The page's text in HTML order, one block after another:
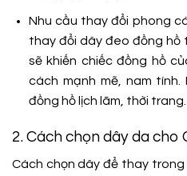
Nhu cầu thay đổi phong
thay đổi dây đeo đồng hồ
sẽ khiến chiếc đồng hồ
cách mạnh mẽ, nam
đồng hồ lịch lãm, thời trang.
2. Cách chọn dây da cho
Cách chọn dây để thay